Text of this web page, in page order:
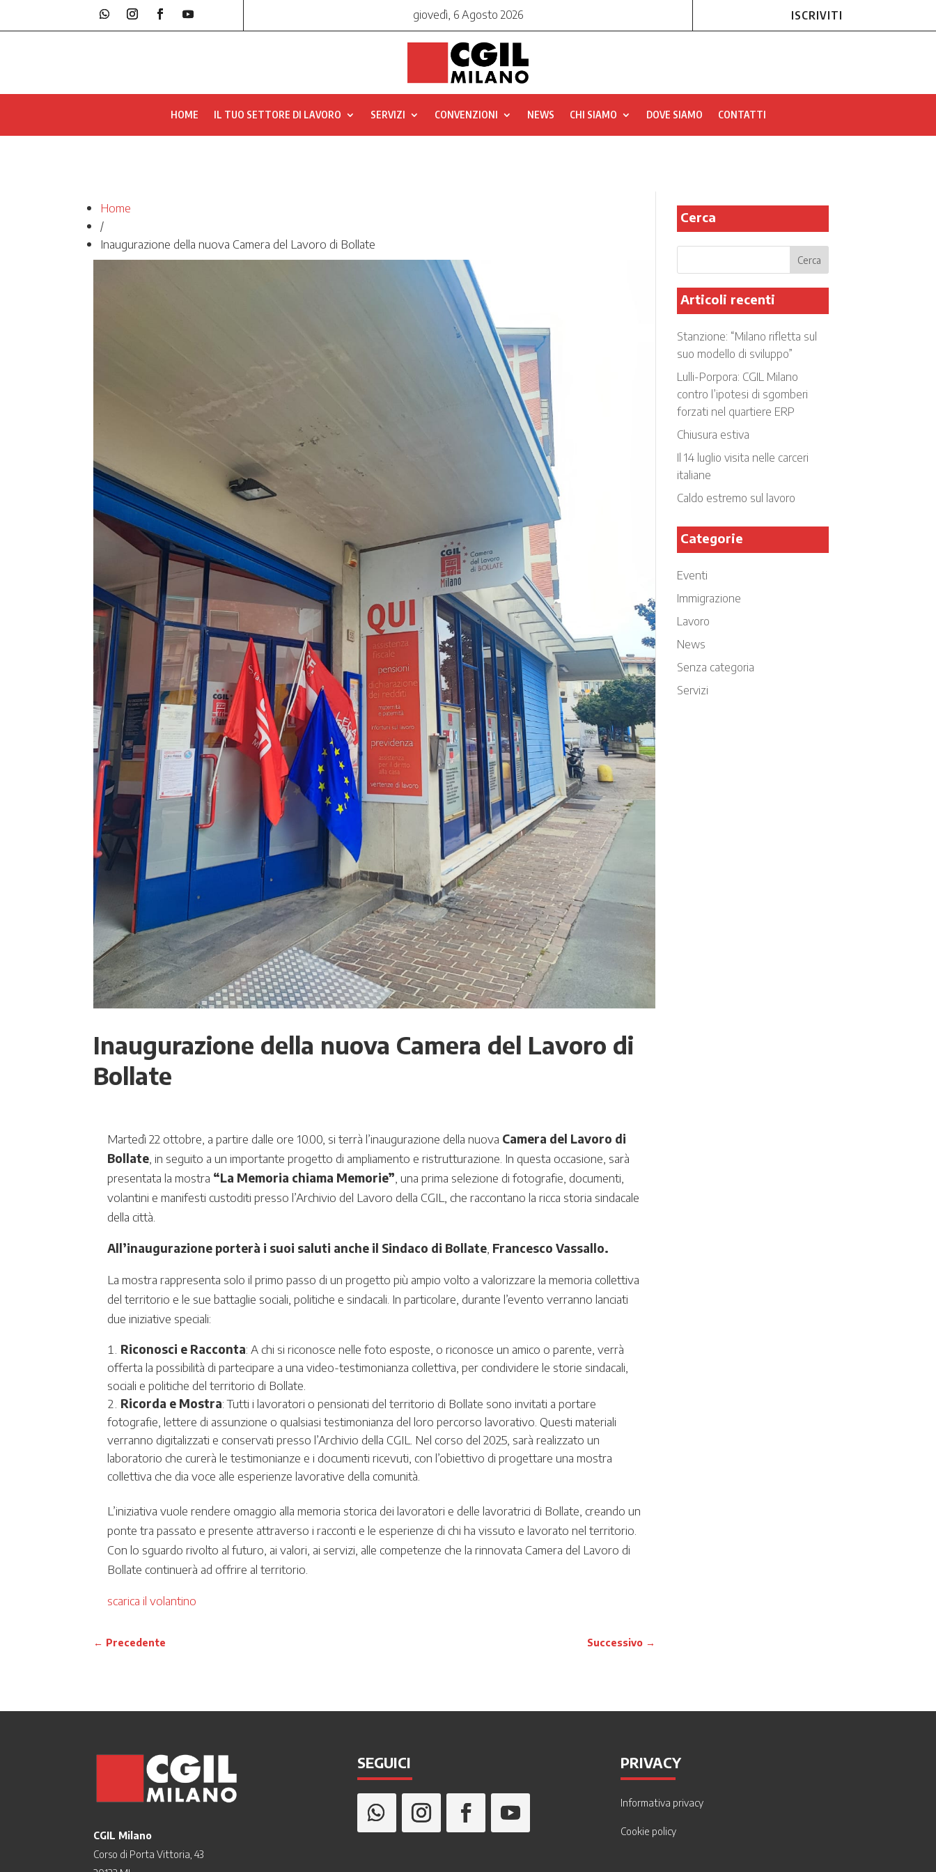
giovedì, 6 Agosto 2026 ISCRIVITI
HOME IL TUO SETTORE DI LAVORO SERVIZI CONVENZIONI NEWS CHI SIAMO DOVE SIAMO CONTATTI
Home
/
Inaugurazione della nuova Camera del Lavoro di Bollate
Inaugurazione della nuova Camera del Lavoro di
Bollate
Martedì 22 ottobre, a partire dalle ore 10.00, si terrà l’inaugurazione della nuova Camera del Lavoro di
Bollate, in seguito a un importante progetto di ampliamento e ristrutturazione. In questa occasione, sarà
presentata la mostra “La Memoria chiama Memorie”, una prima selezione di fotografie, documenti,
volantini e manifesti custoditi presso l’Archivio del Lavoro della CGIL, che raccontano la ricca storia sindacale
della città.
All’inaugurazione porterà i suoi saluti anche il Sindaco di Bollate, Francesco Vassallo.
La mostra rappresenta solo il primo passo di un progetto più ampio volto a valorizzare la memoria collettiva
del territorio e le sue battaglie sociali, politiche e sindacali. In particolare, durante l’evento verranno lanciati
due iniziative speciali:
Riconosci e Racconta: A chi si riconosce nelle foto esposte, o riconosce un amico o parente, verrà
offerta la possibilità di partecipare a una video-testimonianza collettiva, per condividere le storie sindacali,
sociali e politiche del territorio di Bollate.
Ricorda e Mostra: Tutti i lavoratori o pensionati del territorio di Bollate sono invitati a portare
fotografie, lettere di assunzione o qualsiasi testimonianza del loro percorso lavorativo. Questi materiali
verranno digitalizzati e conservati presso l’Archivio della CGIL. Nel corso del 2025, sarà realizzato un
laboratorio che curerà le testimonianze e i documenti ricevuti, con l’obiettivo di progettare una mostra
collettiva che dia voce alle esperienze lavorative della comunità.
L’iniziativa vuole rendere omaggio alla memoria storica dei lavoratori e delle lavoratrici di Bollate, creando un
ponte tra passato e presente attraverso i racconti e le esperienze di chi ha vissuto e lavorato nel territorio.
Con lo sguardo rivolto al futuro, ai valori, ai servizi, alle competenze che la rinnovata Camera del Lavoro di
Bollate continuerà ad offrire al territorio.
scarica il volantino
← Precedente Successivo→
Cerca
Articoli recenti
Stanzione: “Milano rifletta sul
suo modello di sviluppo”
Lulli-Porpora: CGIL Milano
contro l’ipotesi di sgomberi
forzati nel quartiere ERP
Chiusura estiva
Il 14 luglio visita nelle carceri
italiane
Caldo estremo sul lavoro
Categorie
Eventi
Immigrazione
Lavoro
News
Senza categoria
Servizi
CGIL Milano
Corso di Porta Vittoria, 43
SEGUICI PRIVACY
Informativa privacy
Cookie policy